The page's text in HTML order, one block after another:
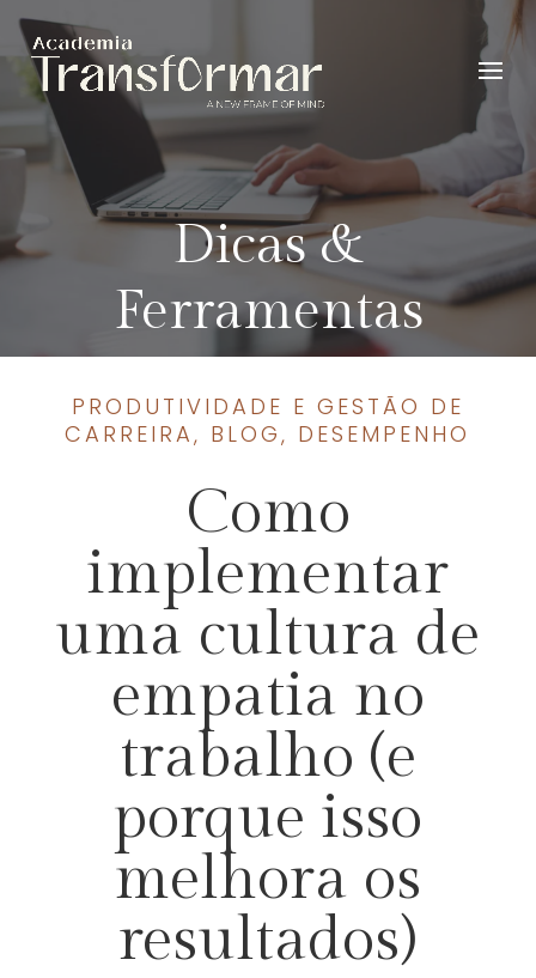
Dicas &
Ferramentas
PRODUTIVIDADE E GESTÃO DE
CARREIRA, BLOG, DESEMPENHO
Como
implementar
uma cultura de
empatia no
trabalho (e
porque isso
melhora os
resultados)